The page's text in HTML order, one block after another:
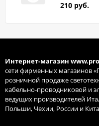
210 руб.
Интернет-магазин
сети фирменных магазинов
розничной продаже
кабельно-проводниковой и
ведущих производителей
Польши, Чехии, России и